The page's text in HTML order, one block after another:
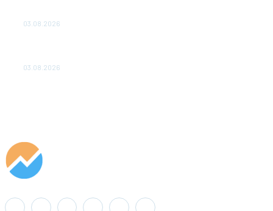
03.08.2026
03.08.2026